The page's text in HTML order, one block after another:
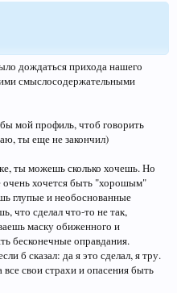
дождаться прихода нашего
смыслосодержательными
мой профиль, чтоб говорить
ты еще не закончил)
ты можешь сколько хочешь. Но
очень хочется быть "хорошым"
глупые и необоснованные
что сделал что-то не так,
маску обиженного и
бесконечные оправдания.
б сказал: да я это сделал, я тру.
свои страхи и опасения быть